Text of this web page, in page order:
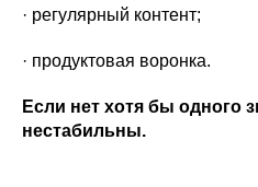
· регулярный контент;
· продуктовая воронка.
Если нет хотя бы одного
нестабильны.